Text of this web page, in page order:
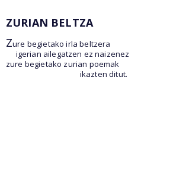
ZURIAN BELTZA
Zure begietako irla beltzera
igerian ailegatzen ez naizenez
zure begietako zurian poemak
ikazten ditut.